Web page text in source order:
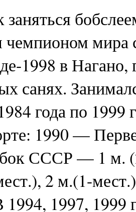
заняться
чемпионом мира
1998 в Нагано,
санях.
года по 1999
1990 —
СССР — 1 м.
2 м.(1-
1997, 1999